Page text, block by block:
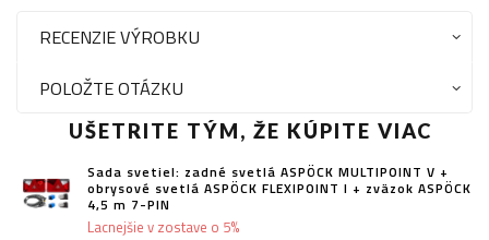
RECENZIE VÝROBKU
POLOŽTE OTÁZKU
UŠETRITE TÝM, ŽE KÚPITE VIAC
Sada svetiel: zadné svetlá ASPÖCK MULTIPOINT V +
obrysové svetlá ASPÖCK FLEXIPOINT I + zväzok ASPÖCK
4,5 m 7-PIN
Lacnejšie v zostave o 5%